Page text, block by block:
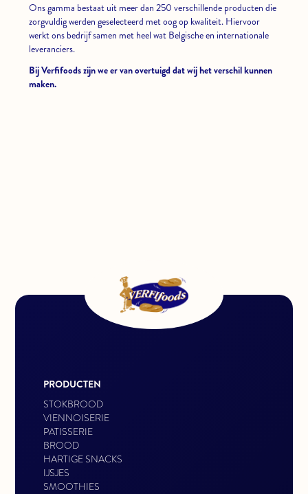
Ons gamma bestaat uit meer dan 250 verschillende producten die
zorgvuldig werden geselecteerd met oog op kwaliteit. Hiervoor
werkt ons bedrijf samen met heel wat Belgische en internationale
leveranciers.
Bij Verfifoods zijn we er van overtuigd dat wij het verschil kunnen
maken.
PRODUCTEN
STOKBROOD
VIENNOISERIE
PATISSERIE
BROOD
HARTIGE SNACKS
IJSJES
SMOOTHIES